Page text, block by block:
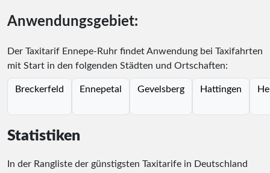
Anwendungsgebiet:
Der Taxitarif Ennepe-Ruhr findet Anwendung bei Taxifahrten
mit Start in den folgenden Städten und Ortschaften:
Breckerfeld Ennepetal Gevelsberg Hattingen
Statistiken
In der Rangliste der günstigsten Taxitarife in Deutschland